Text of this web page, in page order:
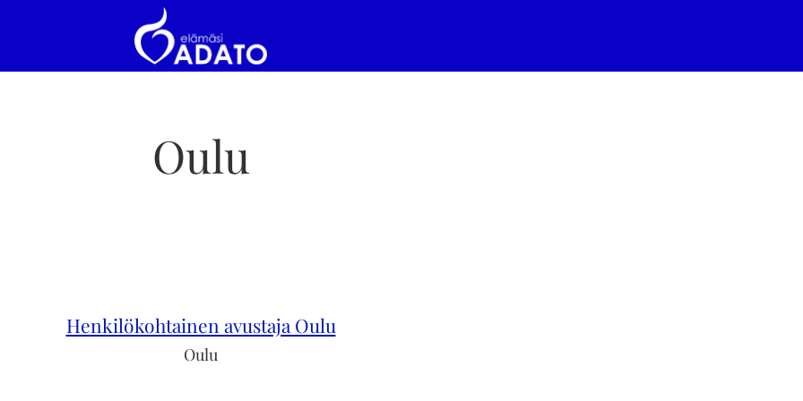
Oulu
Henkilökohtainen avustaja Oulu
Oulu